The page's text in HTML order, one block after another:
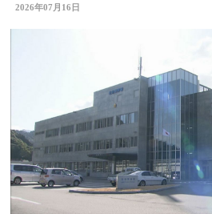
イヤーなど 大分
2026年07月16日